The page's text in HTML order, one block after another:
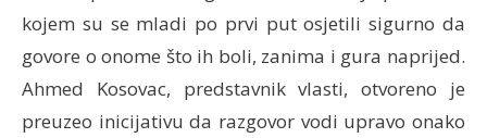
kojem su se mladi po prvi put osjetili sigurno da
govore o onome što ih boli, zanima i gura naprijed.
Ahmed Kosovac, predstavnik vlasti, otvoreno je
preuzeo inicijativu da razgovor vodi upravo onako